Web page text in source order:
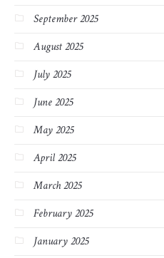
September 2025
August 2025
July 2025
June 2025
May 2025
April 2025
March 2025
February 2025
January 2025